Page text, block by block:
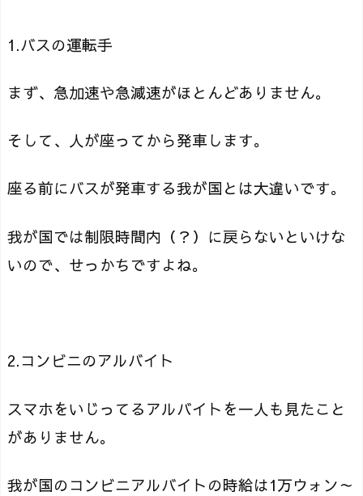
1.バスの運転手
まず、急加速や急減速がほとんどありません。
そして、人が座ってから発車します。
座る前にバスが発車する我が国とは大違いです。
我が国では制限時間内（？）に戻らないといけな
いので、せっかちですよね。
2.コンビニのアルバイト
スマホをいじってるアルバイトを一人も見たこと
がありません。
我が国のコンビニアルバイトの時給は1万ウォン～